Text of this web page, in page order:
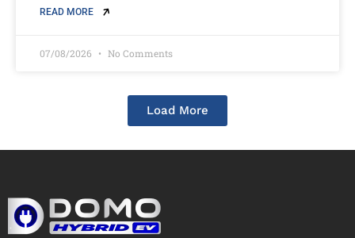
READ MORE
07/08/2026 No Comments
Load More